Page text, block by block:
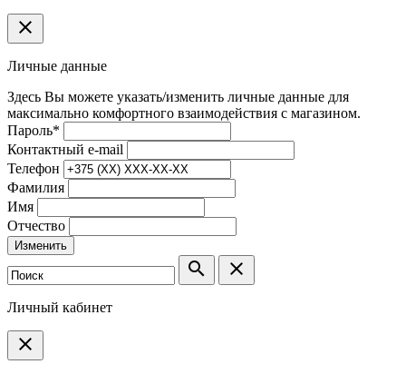
clear
Личные данные
Здесь Вы можете указать/изменить личные данные для
максимально комфортного взаимодействия с магазином.
Пароль*
Контактный e-mail
Телефон
Фамилия
Имя
Отчество
Изменить
search clear
Личный кабинет
clear